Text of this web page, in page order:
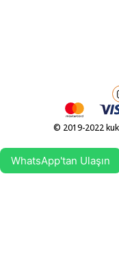
© 2019-2022
WhatsApp'tan Ulaşın